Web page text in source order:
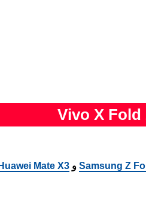
Samsung Z و Huawei Mate X3